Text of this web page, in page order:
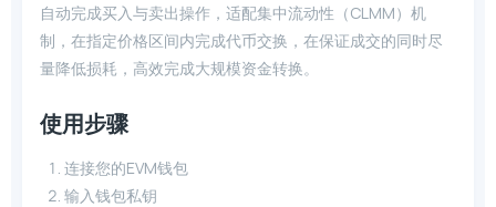
自动完成买入与卖出操作，适配集中流动性（CLMM）机
制，在指定价格区间内完成代币交换，在保证成交的同时尽
量降低损耗，高效完成大规模资金转换。
使用步骤
连接您的EVM钱包
输入钱包私钥